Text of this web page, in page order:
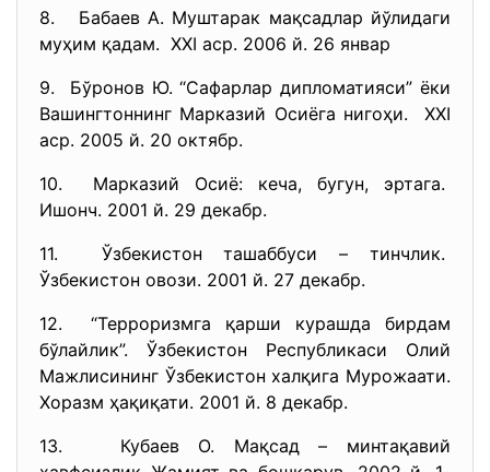
8. Бабаев А. Муштарак мақсадлар йўлидаги
муҳим қадам. XXI аср. 2006 й. 26 январ
9. Бўронов Ю. “Сафарлар дипломатияси” ёки
Вашингтоннинг Марказий Осиёга нигоҳи. XXI
аср. 2005 й. 20 октябр.
10. Марказий Осиё: кеча, бугун, эртага.
Ишонч. 2001 й. 29 декабр.
11. Ўзбекистон ташаббуси – тинчлик.
Ўзбекистон овози. 2001 й. 27 декабр.
12. “Терроризмга қарши курашда бирдам
бўлайлик”. Ўзбекистон Республикаси Олий
Мажлисининг Ўзбекистон халқига Мурожаати.
Хоразм ҳақиқати. 2001 й. 8 декабр.
13. Кубаев О. Мақсад – минтақавий